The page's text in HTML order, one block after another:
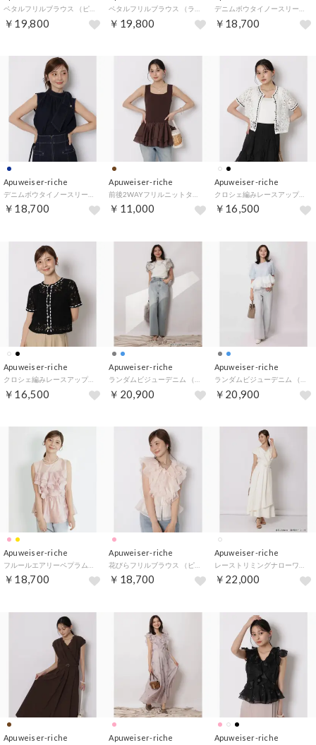
￥19,800 ￥19,800 ￥18,700
Apuweiser-riche
￥18,700
Apuweiser-riche
￥11,000
Apuweiser-riche
クロシェ編みレースアップカーディガン （白）
￥16,500
Apuweiser-riche
￥16,500
Apuweiser-riche
￥20,900
Apuweiser-riche
￥20,900
Apuweiser-riche
￥18,700
Apuweiser-riche
￥18,700
Apuweiser-riche
￥22,000
Apuweiser-riche Apuweiser-riche Apuweiser-riche